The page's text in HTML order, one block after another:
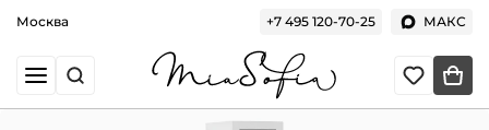
Москва +7 495 120-70-25 МАКС